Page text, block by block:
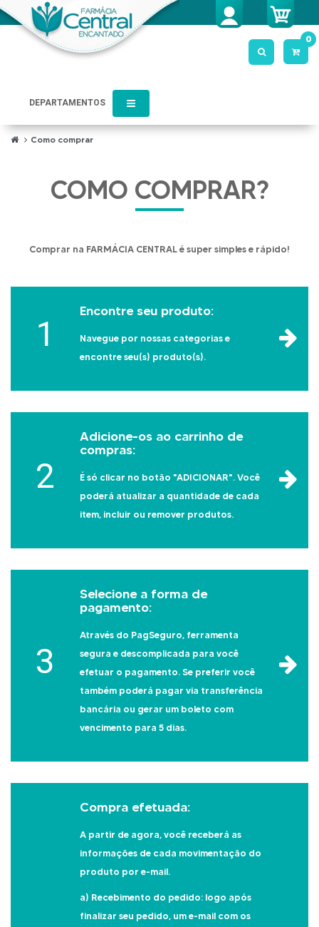
0
DEPARTAMENTOS
Como comprar
COMO COMPRAR?
Comprar na FARMÁCIA CENTRAL é super simples e rápido!
1
Encontre seu produto:
Navegue por nossas categorias e
encontre seu(s) produto(s).
2
Adicione-os ao carrinho de
compras:
É só clicar no botão "ADICIONAR". Você
poderá atualizar a quantidade de cada
item, incluir ou remover produtos.
3
Selecione a forma de
pagamento:
Através do PagSeguro, ferramenta
segura e descomplicada para você
efetuar o pagamento. Se preferir você
também poderá pagar via transferência
bancária ou gerar um boleto com
vencimento para 5 dias.
Compra efetuada:
A partir de agora, você receberá as
informações de cada movimentação do
produto por e-mail.
a) Recebimento do pedido: logo após
finalizar seu pedido, um e-mail com os